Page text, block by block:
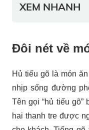
XEM NHANH
Đôi nét về
Hủ tiếu gõ là món
nhịp sống đường
Tên gọi “hủ tiếu gõ”
hai thanh tre được